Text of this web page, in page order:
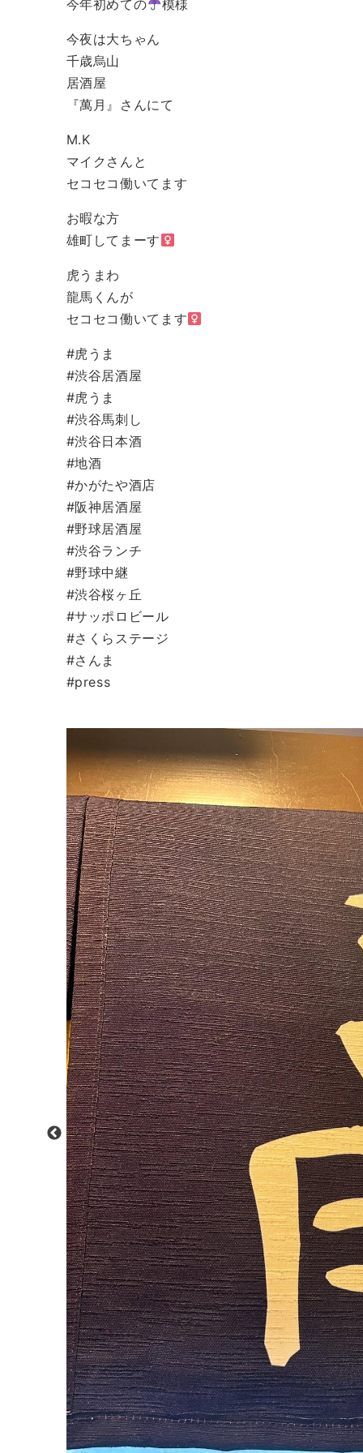
今年初めての 模様
今夜は大ちゃん
千歳烏山
居酒屋
『萬月』さんにて
M.K
マイクさんと
セコセコ働いてます
お暇な方
雄町してまーす‍
虎うまわ
龍馬くんが
セコセコ働いてます‍
#虎うま
#渋谷居酒屋
#虎うま
#渋谷馬刺し
#渋谷日本酒
#地酒
#かがたや酒店
#阪神居酒屋
#野球居酒屋
#渋谷ランチ
#野球中継
#渋谷桜ヶ丘
#サッポロビール
#さくらステージ
#さんま
#press